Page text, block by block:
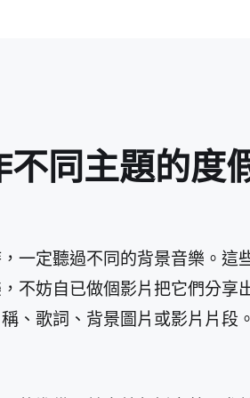
同主題的度
一定聽過不同的背景音樂。
不妨自已做個影片把它們分
、歌詞、背景圖片或影片片段